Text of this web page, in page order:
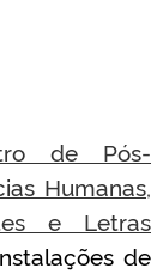
de Pós-
Humanas,
e Letras
de